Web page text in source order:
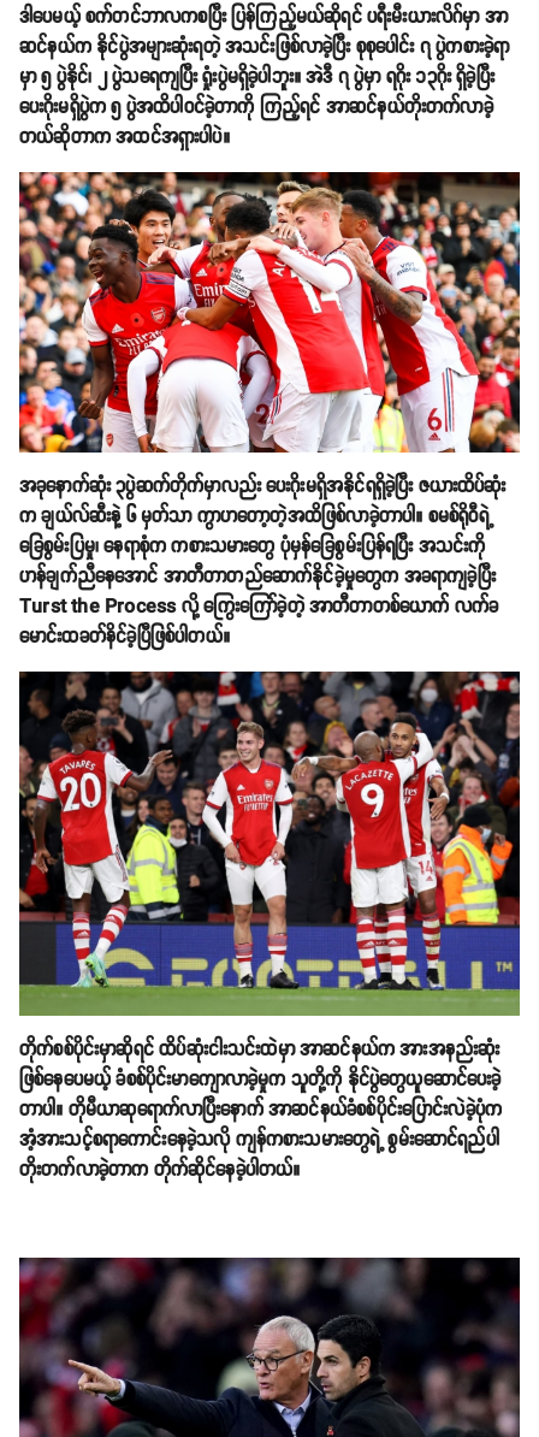
ဒါပေမယ့် စက်တင်ဘာလကစပြီး ပြန်ကြည့်မယ်ဆိုရင် ပရီးမီးယားလိဂ်မှာ အာ
ဆင်နယ်က နိုင်ပွဲအများဆုံးရတဲ့ အသင်းဖြစ်လာခဲ့ပြီး စုစုပေါင်း ၇ ပွဲကစားခဲ့ရာ
မှာ ၅ ပွဲနိုင်၊ ၂ ပွဲသရေကျပြီး ရှုံးပွဲမရှိခဲ့ပါဘူး။ အဲဒီ ၇ ပွဲမှာ ရဂိုး ၁၃ဂိုး ရှိခဲ့ပြီး
ပေးဂိုးမရှိပွဲက ၅ ပွဲအထိပါဝင်ခဲ့တာကို ကြည့်ရင် အာဆင်နယ်တိုးတက်လာခဲ့
တယ်ဆိုတာက အထင်အရှားပါပဲ။
အခုနောက်ဆုံး ၃ပွဲဆက်တိုက်မှာလည်း ပေးဂိုးမရှိအနိုင်ရရှိခဲ့ပြီး ဇယားထိပ်ဆုံး
က ချယ်လ်ဆီးနဲ့ ၆ မှတ်သာ ကွာဟတော့တဲ့အထိဖြစ်လာခဲ့တာပါ။ စမစ်ရိုဝီရဲ့
ခြေစွမ်းပြမှု၊ နေရာစုံက ကစားသမားတွေ ပုံမှန်ခြေစွမ်းပြန်ရပြီး အသင်းကို
ဟန်ချက်ညီနေအောင် အာတီတာတည်ဆောက်နိုင်ခဲ့မှုတွေက အခရာကျခဲ့ပြီး
Turst the Process လို့ ကြွေးကြော်ခဲ့တဲ့ အာတီတာတစ်ယောက် လက်ခ
မောင်းထခတ်နိင်ခဲ့ပြီဖြစ်ပါတယ်။
တိုက်စစ်ပိုင်းမှာဆိုရင် ထိပ်ဆုံးငါးသင်းထဲမှာ အာဆင်နယ်က အားအနည်းဆုံး
ဖြစ်နေပေမယ့် ခံစစ်ပိုင်းမာကျောလာခဲ့မှုက သူတို့ကို နိုင်ပွဲတွေယူဆောင်ပေးခဲ့
တာပါ။ တိုမီယာဆုရောက်လာပြီးနောက် အာဆင်နယ်ခံစစ်ပိုင်းပြောင်းလဲခဲ့ပုံက
အံ့အားသင့်စရာကောင်းနေခဲ့သလို ကျန်ကစားသမားတွေရဲ့ စွမ်းဆောင်ရည်ပါ
တိုးတက်လာခဲ့တာက တိုက်ဆိုင်နေခဲ့ပါတယ်။